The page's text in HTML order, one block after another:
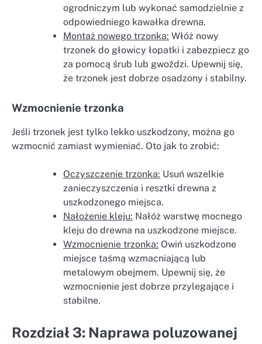
ogrodniczym lub wykonać samodzielnie z
odpowiedniego kawałka drewna.
Montaż nowego trzonka: Włóż nowy
trzonek do głowicy łopatki i zabezpiecz go
za pomocą śrub lub gwoździ. Upewnij się,
że trzonek jest dobrze osadzony i stabilny.
Wzmocnienie trzonka
Jeśli trzonek jest tylko lekko uszkodzony, można go
wzmocnić zamiast wymieniać. Oto jak to zrobić:
Oczyszczenie trzonka: Usuń wszelkie
zanieczyszczenia i resztki drewna z
uszkodzonego miejsca.
Nałożenie kleju: Nałóż warstwę mocnego
kleju do drewna na uszkodzone miejsce.
Wzmocnienie trzonka: Owiń uszkodzone
miejsce taśmą wzmacniającą lub
metalowym obejmem. Upewnij się, że
wzmocnienie jest dobrze przylegające i
stabilne.
Rozdział 3: Naprawa poluzowanej